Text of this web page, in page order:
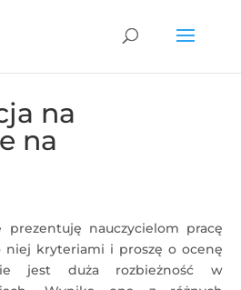
na
na
prezentuję nauczycielom pracę
niej kryteriami i proszę o ocenę
jest duża rozbieżność w